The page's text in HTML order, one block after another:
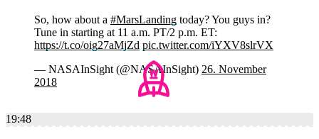
So, how about a #MarsLanding today? You guys in?
Tune in starting at 11 a.m. PT/2 p.m. ET:
https://t.co/oig27aMjZd pic.twitter.com/iYXV8slrVX
— NASAInSight (@NASAInSight) 26. November
2018
19:48